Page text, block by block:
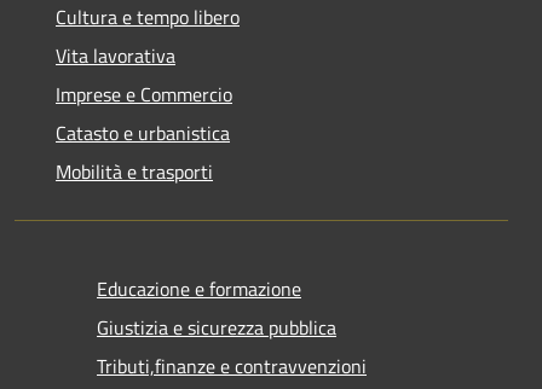
Cultura e tempo libero
Vita lavorativa
Imprese e Commercio
Catasto e urbanistica
Mobilità e trasporti
Educazione e formazione
Giustizia e sicurezza pubblica
Tributi,finanze e contravvenzioni